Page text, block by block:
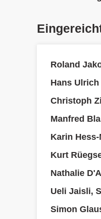
Roland
Hans
Christoph
Manfred
Karin Hess-
Kurt
Nathalie
Ueli Jaisli,
Simon